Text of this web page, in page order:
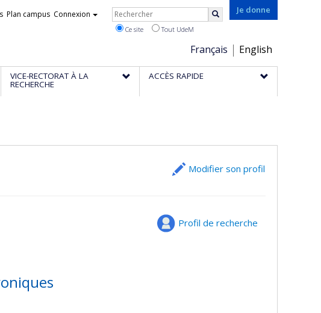
Je donne
Choix
de
la
Français English
Plan campus Connexion Rechercher
Ce site Tout UdeM
VICE-RECTORAT À LA
RECHERCHE
ACCÈS RAPIDE
Modifier son profil
Profil de recherche